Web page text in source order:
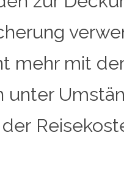
mehr mit
unter